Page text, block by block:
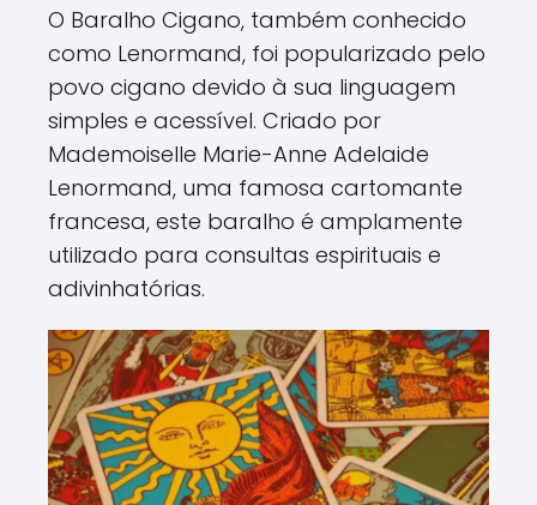
O Baralho Cigano, também conhecido
como Lenormand, foi popularizado pelo
povo cigano devido à sua linguagem
simples e acessível. Criado por
Mademoiselle Marie-Anne Adelaide
Lenormand, uma famosa cartomante
francesa, este baralho é amplamente
utilizado para consultas espirituais e
adivinhatórias.